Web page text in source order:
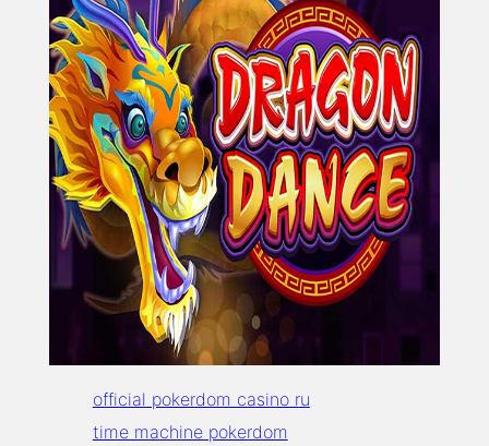
official pokerdom casino ru
time machine pokerdom